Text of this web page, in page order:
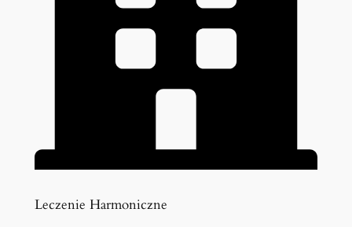
Leczenie Harmoniczne